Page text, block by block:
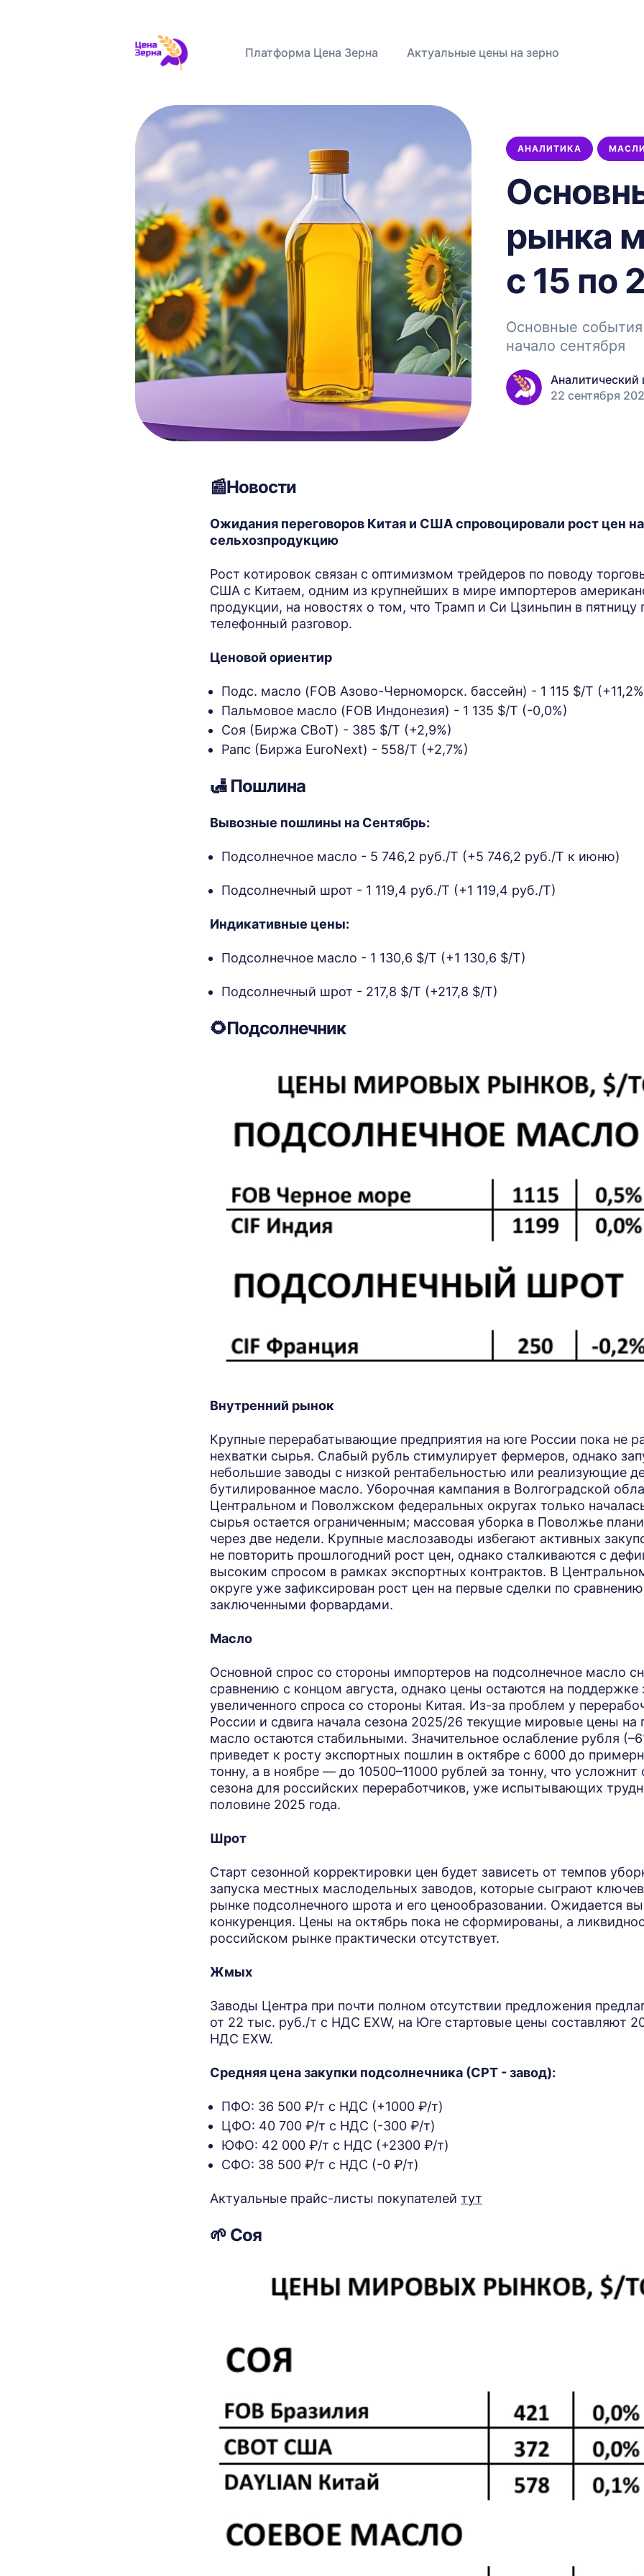
Платформа Цена Зерна Актуальные цены на зерно
АНАЛИТИКА
рынка
с 15 по
Основные
начало сентября
Аналитический
22 сентября
📰Новости
Ожидания переговоров Китая и США спровоцировали рост цен на
сельхозпродукцию
Рост котировок связан с оптимизмом трейдеров по поводу
США с Китаем, одним из крупнейших в мире импортеров
продукции, на новостях о том, что Трамп и Си Цзиньпин в пятницу
телефонный разговор.
Ценовой ориентир
Подс. масло (FOB Азово-Черноморск. бассейн) - 1 115 $/Т
Пальмовое масло (FOB Индонезия) - 1 135 $/Т (-0,0%)
Соя (Биржа CBoT) - 385 $/Т (+2,9%)
Рапс (Биржа EuroNext) - 558/Т (+2,7%)
🛃 Пошлина
Вывозные пошлины на Сентябрь:
Подсолнечное масло - 5 746,2 руб./Т (+5 746,2 руб./Т к июню)
Подсолнечный шрот - 1 119,4 руб./Т (+1 119,4 руб./Т)
Индикативные цены:
Подсолнечное масло - 1 130,6 $/Т (+1 130,6 $/Т)
Подсолнечный шрот - 217,8 $/Т (+217,8 $/Т)
🌻Подсолнечник
Внутренний рынок
Крупные перерабатывающие предприятия на юге России пока не
нехватки сырья. Слабый рубль стимулирует фермеров, однако
небольшие заводы с низкой рентабельностью или реализующие
бутилированное масло. Уборочная кампания в Волгоградской
Центральном и Поволжском федеральных округах только
сырья остается ограниченным; массовая уборка в Поволжье
через две недели. Крупные маслозаводы избегают активных
не повторить прошлогодний рост цен, однако сталкиваются с
высоким спросом в рамках экспортных контрактов. В
округе уже зафиксирован рост цен на первые сделки по
заключенными форвардами.
Масло
Основной спрос со стороны импортеров на подсолнечное масло
сравнению с концом августа, однако цены остаются на поддержке
увеличенного спроса со стороны Китая. Из-за проблем у
России и сдвига начала сезона 2025/26 текущие мировые цены на
масло остаются стабильными. Значительное ослабление рубля
приведет к росту экспортных пошлин в октябре с 6000 до
тонну, а в ноябре — до 10500–11000 рублей за тонну, что усложнит
сезона для российских переработчиков, уже испытывающих
половине 2025 года.
Шрот
Старт сезонной корректировки цен будет зависеть от темпов
запуска местных маслодельных заводов, которые сыграют
рынке подсолнечного шрота и его ценообразовании. Ожидается
конкуренция. Цены на октябрь пока не сформированы, а
российском рынке практически отсутствует.
Жмых
Заводы Центра при почти полном отсутствии предложения
от 22 тыс. руб./т с НДС EXW, на Юге стартовые цены составляют
НДС EXW.
Средняя цена закупки подсолнечника (СРТ - завод):
ПФО: 36 500 ₽/т с НДС (+1000 ₽/т)
ЦФО: 40 700 ₽/т с НДС (-300 ₽/т)
ЮФО: 42 000 ₽/т с НДС (+2300 ₽/т)
СФО: 38 500 ₽/т с НДС (-0 ₽/т)
Актуальные прайс-листы покупателей тут
🌱 Соя
АНАЛИТИКА ПШЕНИЦА
УБОРОЧНАЯ МАСЛИЧНЫЕ НОВОСТИ ЭКСПОРТ
ИСТОРИЯ МИНСЕЛЬХОЗ